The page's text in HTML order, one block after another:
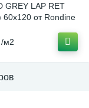
GREY LAP RET
60x120 от Rondine
/м2